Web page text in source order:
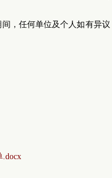
，任何单位及个人如有异
.docx